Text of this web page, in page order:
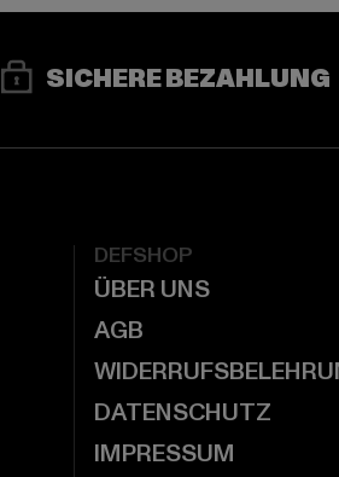
SICHERE BEZAHLUNG
DEFSHOP
ÜBER UNS
AGB
DATENSCHUTZ
IMPRESSUM